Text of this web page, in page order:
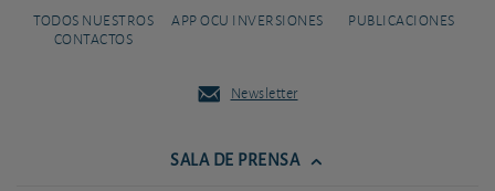
TODOS NUESTROS
CONTACTOS
APP OCU INVERSIONES PUBLICACIONES
Newsletter
SALA DE PRENSA